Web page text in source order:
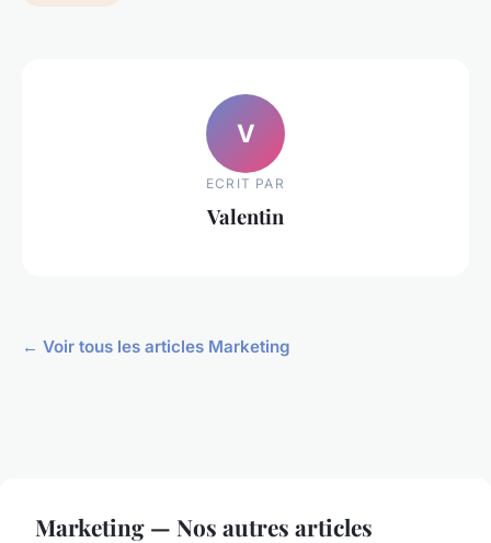
V
ECRIT PAR
Valentin
← Voir tous les articles Marketing
Marketing — Nos autres articles